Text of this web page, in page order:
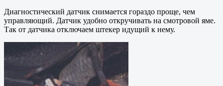
Диагностический датчик снимается гораздо проще, чем
управляющий. Датчик удобно откручивать на смотровой яме.
Так от датчика отключаем штекер идущий к нему.